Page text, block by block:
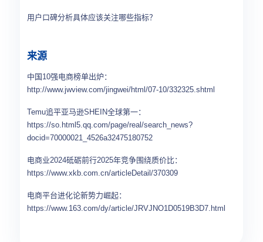
用户口碑分析具体应该关注哪些指标？
来源
中国10强电商榜单出炉：
http://www.jwview.com/jingwei/html/07-10/332325.shtml
Temu追平亚马逊SHEIN全球第一：
https://so.html5.qq.com/page/real/search_news?
docid=70000021_4526a32475180752
电商业2024砥砺前行2025年竞争围绕质价比：
https://www.xkb.com.cn/articleDetail/370309
电商平台进化论新势力崛起：
https://www.163.com/dy/article/JRVJNO1D0519B3D7.html